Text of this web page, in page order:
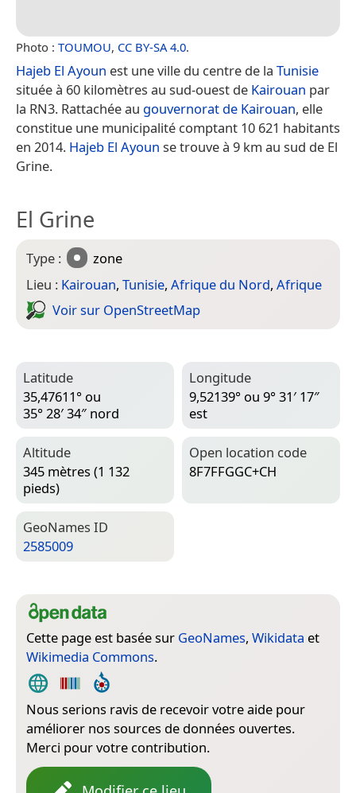
Photo : TOUMOU, CC BY-SA 4.0.
Hajeb El Ayoun est une ville du centre de la Tunisie
située à 60 kilomètres au sud-ouest de Kairouan par
la RN3. Rattachée au gouvernorat de Kairouan, elle
constitue une municipalité comptant 10 621 habitants
en 2014. Hajeb El Ayoun se trouve à 9 km au sud de El
Grine.
El Grine
Type :
zone
Lieu : Kairouan, Tunisie, Afrique du Nord, Afrique
Voir sur Open­Street­Map
Latitude
35,47611° ou
35° 28′ 34″ nord
Longitude
9,52139° ou 9° 31′ 17″
est
Altitude
345 mètres (1 132
pieds)
Open location code
8F7FFGGC+CH
Geo­Names ID
2585009
Cette page est basée sur GeoNames, Wikidata et
Wikimedia Commons.
Nous serions ravis de recevoir votre aide pour
améliorer nos sources de données ouvertes.
Merci pour votre contribution.